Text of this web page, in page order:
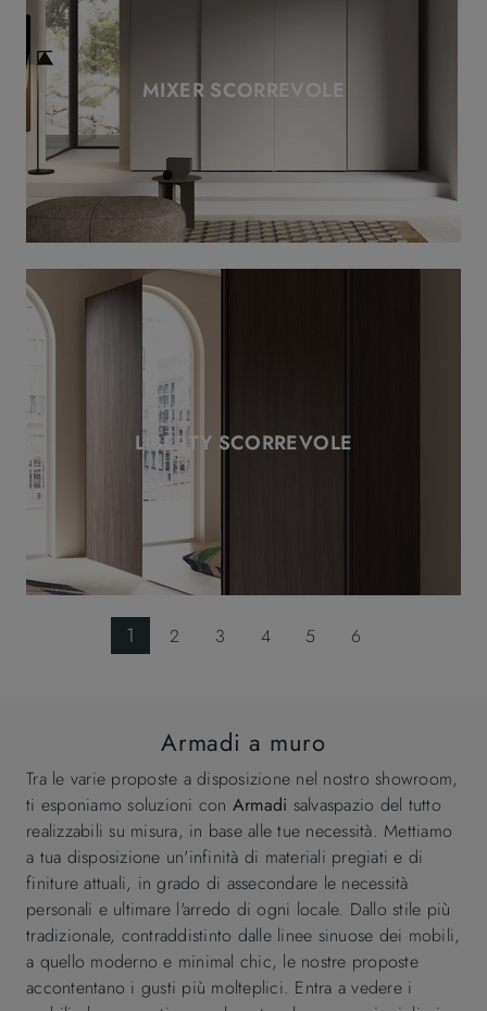
MIXER SCORREVOLE
LIBERTY SCORREVOLE
1 2 3 4 5 6
Armadi a muro
Tra le varie proposte a disposizione nel nostro showroom,
ti esponiamo soluzioni con Armadi salvaspazio del tutto
realizzabili su misura, in base alle tue necessità. Mettiamo
a tua disposizione un'infinità di materiali pregiati e di
finiture attuali, in grado di assecondare le necessità
personali e ultimare l'arredo di ogni locale. Dallo stile più
tradizionale, contraddistinto dalle linee sinuose dei mobili,
a quello moderno e minimal chic, le nostre proposte
accontentano i gusti più molteplici. Entra a vedere i